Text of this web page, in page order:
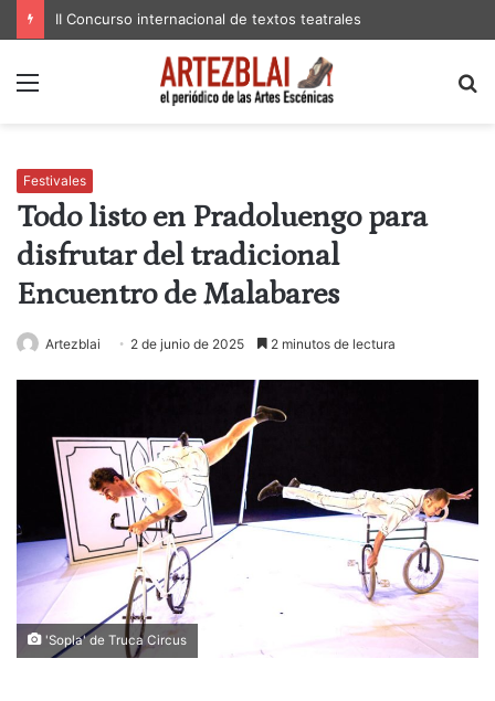
II Concurso internacional de textos teatrales
Menú
Festivales
Todo listo en Pradoluengo para
disfrutar del tradicional
Encuentro de Malabares
Artezblai 2 de junio de 2025 2 minutos de lectura
'Sopla' de Truca Circus